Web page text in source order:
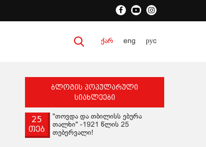
ქარ eng руc
ბლოგის პოპულარული
სიახლეები
25
თებ
"თოვდა და თბილისს ებურა
თალხი" -1921 წლის 25
თებერვალი!